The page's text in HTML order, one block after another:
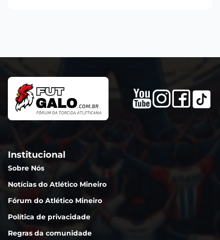
Institucional
Sobre Nós
Notícias do Atlético Mineiro
Fórum do Atlético Mineiro
Política de privacidade
Regras da comunidade